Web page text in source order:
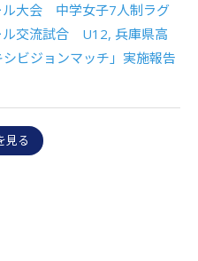
ル大会 中学女子7人制ラグ
ル交流試合 U12, 兵庫県高
ビジョンマッチ」実施報告
見る